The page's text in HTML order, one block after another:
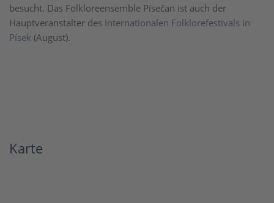
besucht. Das Folkloreensemble Písečan ist auch der
Hauptveranstalter des Internationalen Folklorefestivals in
Písek (August).
Karte